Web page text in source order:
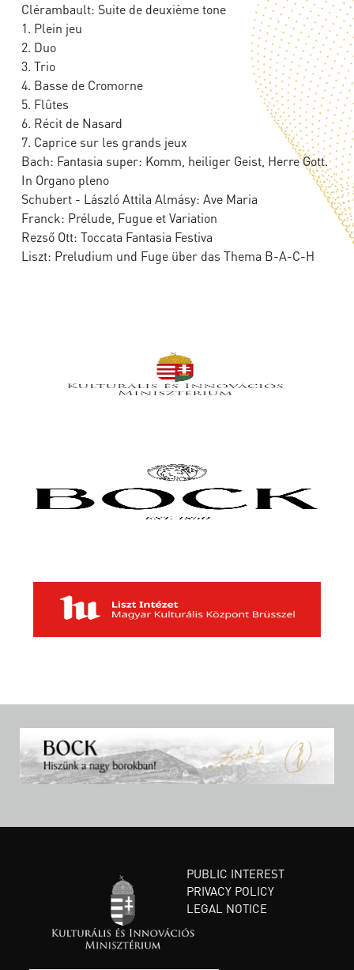
Clérambault: Suite de deuxième tone
1. Plein jeu
2. Duo
3. Trio
4. Basse de Cromorne
5. Flûtes
6. Récit de Nasard
7. Caprice sur les grands jeux
Bach: Fantasia super: Komm, heiliger Geist, Herre Gott.
In Organo pleno
Schubert - László Attila Almásy: Ave Maria
Franck: Prélude, Fugue et Variation
Rezső Ott: Toccata Fantasia Festiva
Liszt: Preludium und Fuge über das Thema B-A-C-H
PUBLIC INTEREST
PRIVACY POLICY
LEGAL NOTICE